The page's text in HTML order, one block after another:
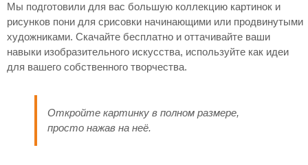
Мы подготовили для вас большую коллекцию картинок и
рисунков пони для срисовки начинающими или продвинутыми
художниками. Скачайте бесплатно и оттачивайте ваши
навыки изобразительного искусства, используйте как идеи
для вашего собственного творчества.
Откройте картинку в полном размере,
просто нажав на неё.